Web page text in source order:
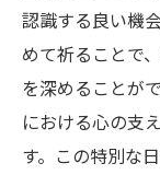
認識する良い機
めて祈ることで
を深めることが
における心の支
す。この特別な